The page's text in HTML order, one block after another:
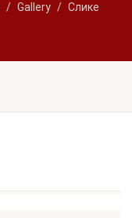
Gallery
Слике